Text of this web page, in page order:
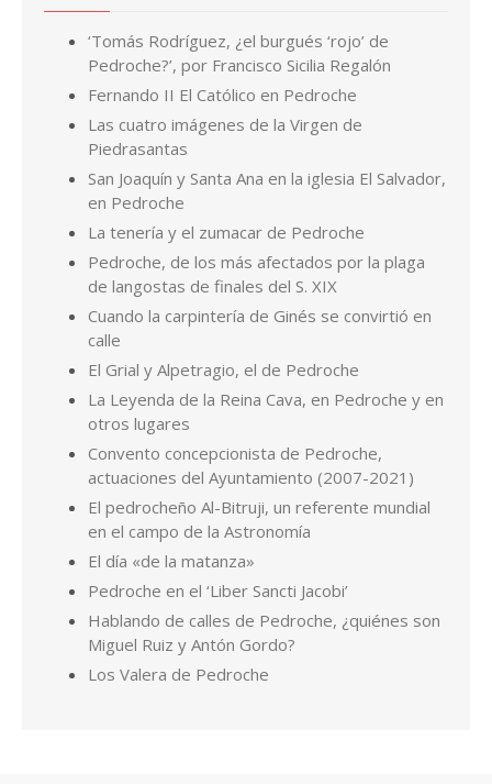
‘Tomás Rodríguez, ¿el burgués ‘rojo’ de
Pedroche?’, por Francisco Sicilia Regalón
Fernando II El Católico en Pedroche
Las cuatro imágenes de la Virgen de
Piedrasantas
San Joaquín y Santa Ana en la iglesia El Salvador,
en Pedroche
La tenería y el zumacar de Pedroche
Pedroche, de los más afectados por la plaga
de langostas de finales del S. XIX
Cuando la carpintería de Ginés se convirtió en
calle
El Grial y Alpetragio, el de Pedroche
La Leyenda de la Reina Cava, en Pedroche y en
otros lugares
Convento concepcionista de Pedroche,
actuaciones del Ayuntamiento (2007-2021)
El pedrocheño Al-Bitruji, un referente mundial
en el campo de la Astronomía
El día «de la matanza»
Pedroche en el ‘Liber Sancti Jacobi’
Hablando de calles de Pedroche, ¿quiénes son
Miguel Ruiz y Antón Gordo?
Los Valera de Pedroche